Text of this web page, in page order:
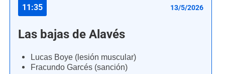
11:35 13/5/2026
Las bajas de Alavés
Lucas Boye (lesión muscular)
Fracundo Garcés (sanción)